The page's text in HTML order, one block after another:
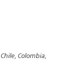
Colombia,